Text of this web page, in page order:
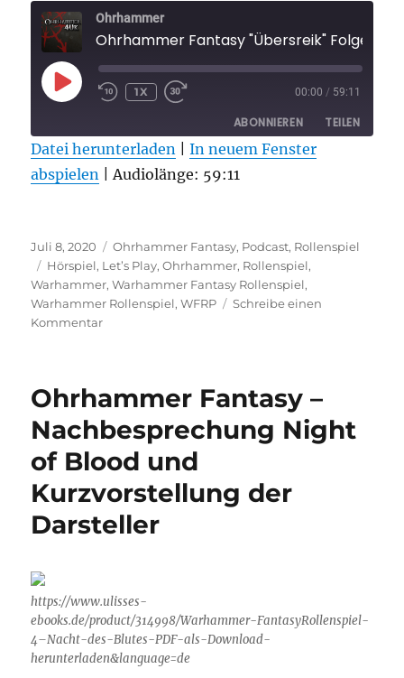
Ohrhammer
Ohrhammer Fantasy "Übersreik" Folge 1
PLAY
EPISODE
1X 00:00 / 59:11
ABONNIEREN TEILEN
RSS FEED
TEILEN
EMBED
Datei herunterladen |In neuem Fenster
abspielen |Audiolänge: 59:11
Veröffentlicht
am
Juli 8, 2020 Kategorien
Ohrhammer Fantasy, Podcast, Rollenspiel
Schlagwörter
Hörspiel, Let’s Play,Ohrhammer, Rollenspiel,
Warhammer,Warhammer Fantasy Rollenspiel,
Warhammer Rollenspiel,WFRP
Schreibe einen
Kommentarzu
Folge
1
Ohrhammer Fantasy –
Nachbesprechung Night
of Blood und
Kurzvorstellung der
Darsteller
https://www.ulisses-
ebooks.de/product/314998/Warhammer-FantasyRollenspiel-
4–Nacht-des-Blutes-PDF-als-Download-
herunterladen&language=de